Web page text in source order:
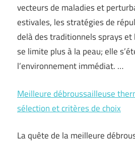
vecteurs de maladies et
estivales, les stratégies de
delà des traditionnels sprays et
se limite plus à la peau; elle
l’environnement immédiat. …
Meilleure débroussailleuse
sélection et critères de choix
La quête de la meilleure